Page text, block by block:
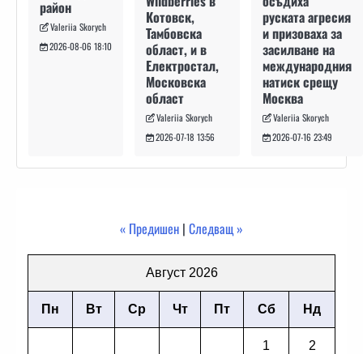
район
Valeriia Skorych
2026-08-06 18:10
Котовск,
Тамбовска
област, и в
Електростал,
Московска
област
Valeriia Skorych
2026-07-18 13:56
руската агресия
и призоваха за
засилване на
международния
натиск срещу
Москва
Valeriia Skorych
2026-07-16 23:49
« Предишен | Следващ »
Август 2026
Пн Вт Ср Чт Пт Сб Нд
1 2